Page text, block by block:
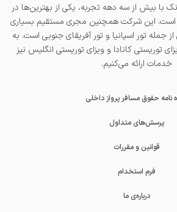
با بیش از سه دهه تجربه، یکی از بهترین‌ها در
است. این شرکت همچنین مجری مستقیم بسیاری
جمله تور اسپانیا و تور آفریقای جنوبی است. به
توریستی کانادا و ویزای توریستی انگلیس نیز
خدمات ارائه می‌کنیم.
نامه حقوق مسافر پرواز داخلی
پرسش‌های متداول
قوانین و مقررات
فرم استخدام
درباره‌ی ما